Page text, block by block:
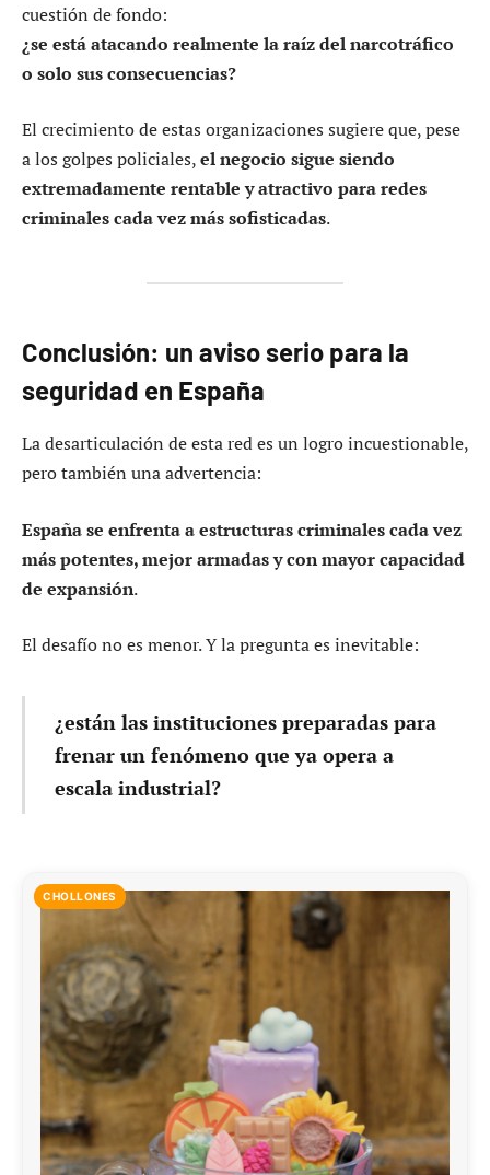
cuestión de fondo:
¿se está atacando realmente la raíz del narcotráfico
o solo sus consecuencias?
El crecimiento de estas organizaciones sugiere que, pese
a los golpes policiales,el negocio sigue siendo
extremadamente rentable y atractivo para redes
criminales cada vez más sofisticadas.
Conclusión: un aviso serio para la
seguridad en España
La desarticulación de esta red es un logro incuestionable,
pero también una advertencia:
España se enfrenta a estructuras criminales cada vez
más potentes, mejor armadas y con mayor capacidad
de expansión.
El desafío no es menor. Y la pregunta es inevitable:
¿están las instituciones preparadas para
frenar un fenómeno que ya opera a
escala industrial?
CHOLLONES